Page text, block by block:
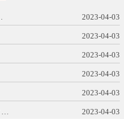
2023-04-03
2023-04-03
2023-04-03
2023-04-03
2023-04-03
… 2023-04-03